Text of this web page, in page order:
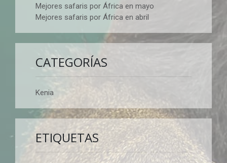
Mejores safaris por África en mayo
Mejores safaris por África en abril
CATEGORÍAS
Kenia
ETIQUETAS